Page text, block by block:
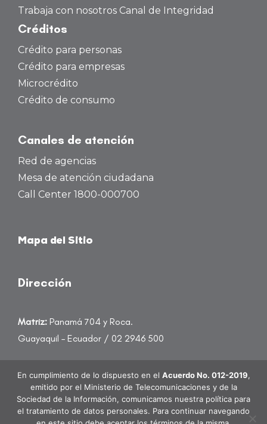
Trabaja con nosotros Canal de Integridad
Créditos
Crédito para personas
Crédito para empresas
Microcrédito
Crédito de consumo
Canales de atención
Red de agencias
Mesa de atención ciudadana
Call Center 1800-000700
Mapa del Sitio
Dirección
Matriz: Panamá 704 y Roca.
Guayaquil – Ecuador / 02 2946 500
atencioncliente@banecuador.fin.ec
En cumplimiento de lo dispuesto en el Acuerdo No. 012-2019,
emitido por el Ministerio de Telecomunicaciones y de la
Sociedad de la Información, comunicamos nuestra política para
el tratamiento de datos personales. Para continuar navegando